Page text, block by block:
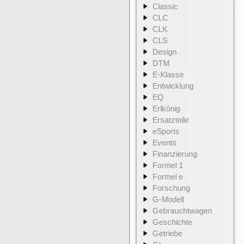
Classic
CLC
CLK
CLS
Design
DTM
E-Klasse
Entwicklung
EQ
Erlkönig
Ersatzteile
eSports
Events
Finanzierung
Formel 1
Formel e
Forschung
G-Modell
Gebrauchtwagen
Geschichte
Getriebe